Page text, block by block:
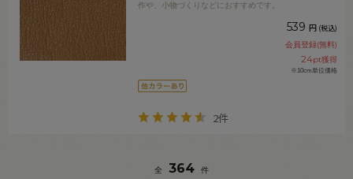
作や、小物づくりなどにおすすめです。
539 円 (税込)
会員登録(無料)
24pt獲得
※10cm単位価格
2件
全 364 件